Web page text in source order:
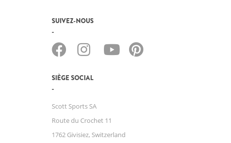
SUIVEZ-NOUS
SIÈGE SOCIAL
Scott Sports SA
Route du Crochet 11
1762 Givisiez, Switzerland